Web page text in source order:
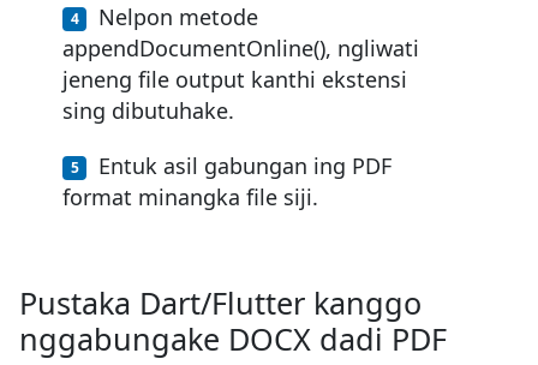
Nelpon metode
appendDocumentOnline(), ngliwati
jeneng file output kanthi ekstensi
sing dibutuhake.
Entuk asil gabungan ing PDF
format minangka file siji.
Pustaka Dart/Flutter kanggo
nggabungake DOCX dadi PDF